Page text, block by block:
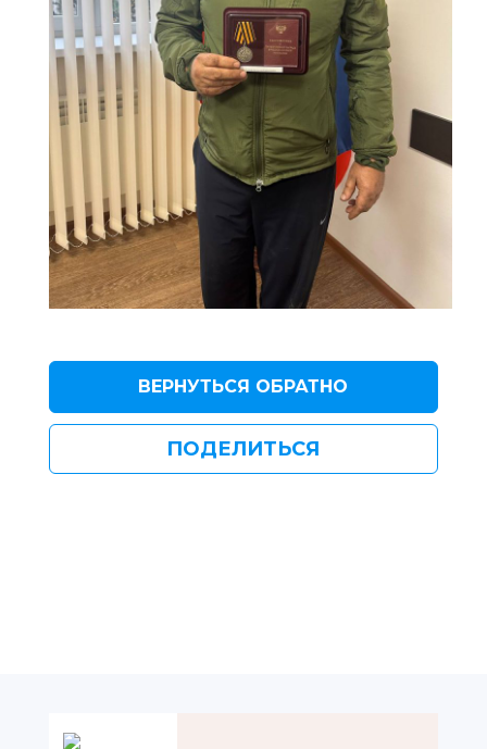
ВЕРНУТЬСЯ ОБРАТНО
ПОДЕЛИТЬСЯ